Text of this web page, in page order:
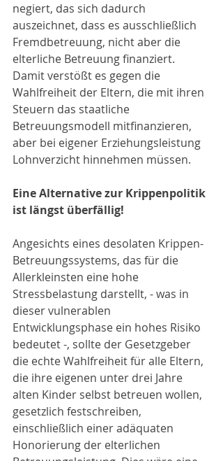
negiert, das sich dadurch
auszeichnet, dass es ausschließlich
Fremdbetreuung, nicht aber die
elterliche Betreuung finanziert.
Damit verstößt es gegen die
Wahlfreiheit der Eltern, die mit ihren
Steuern das staatliche
Betreuungsmodell mitfinanzieren,
aber bei eigener Erziehungsleistung
Lohnverzicht hinnehmen müssen.
Eine Alternative zur Krippenpolitik
ist längst überfällig!
Angesichts eines desolaten Krippen-
Betreuungssystems, das für die
Allerkleinsten eine hohe
Stressbelastung darstellt, - was in
dieser vulnerablen
Entwicklungsphase ein hohes Risiko
bedeutet -, sollte der Gesetzgeber
die echte Wahlfreiheit für alle Eltern,
die ihre eigenen unter drei Jahre
alten Kinder selbst betreuen wollen,
gesetzlich festschreiben,
einschließlich einer adäquaten
Honorierung der elterlichen